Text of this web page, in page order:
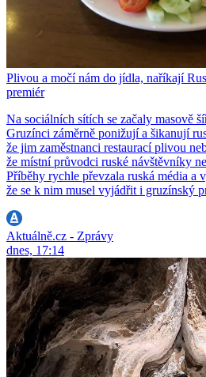
Plivou a močí nám do jídla, naříkají
premiér
Na sociálních sítích se začaly masově
Gruzínci záměrně ponižují a šikanují
že jim zaměstnanci restaurací plivou
že místní průvodci ruské návštěvníky
Příběhy rychle převzala ruská média a
že se k nim musel vyjádřit i gruzínský
Aktuálně.cz - Zprávy
dnes, 17:14